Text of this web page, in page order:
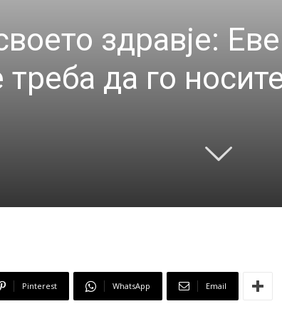
здравје:
да го
Pinterest WhatsApp Email